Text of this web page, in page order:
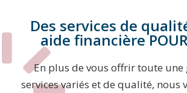
Des services de
aide financière
En plus de vous offrir toute une
services variés et de qualité, nous